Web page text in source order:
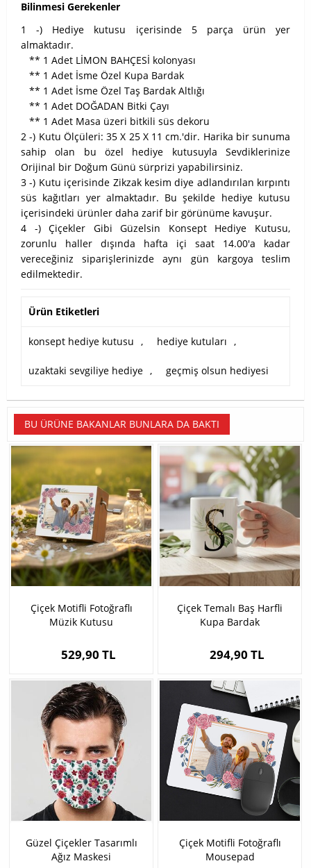
Bilinmesi Gerekenler
1 -) Hediye kutusu içerisinde 5 parça ürün yer
almaktadır.
** 1 Adet LİMON BAHÇESİ kolonyası
** 1 Adet İsme Özel Kupa Bardak
** 1 Adet İsme Özel Taş Bardak Altlığı
** 1 Adet DOĞADAN Bitki Çayı
** 1 Adet Masa üzeri bitkili süs dekoru
2 -) Kutu Ölçüleri: 35 X 25 X 11 cm.'dir. Harika bir sunuma
sahip olan bu özel hediye kutusuyla Sevdiklerinize
Orijinal bir Doğum Günü sürprizi yapabilirsiniz.
3 -) Kutu içerisinde Zikzak kesim diye adlandırılan kırpıntı
süs kağıtları yer almaktadır. Bu şekilde hediye kutusu
içerisindeki ürünler daha zarif bir görünüme kavuşur.
4 -) Çiçekler Gibi Güzelsin Konsept Hediye Kutusu,
zorunlu haller dışında hafta içi saat 14.00'a kadar
vereceğiniz siparişlerinizde aynı gün kargoya teslim
edilmektedir.
Ürün Etiketleri
konsept hediye kutusu , hediye kutuları ,
uzaktaki sevgiliye hediye , geçmiş olsun hediyesi
BU ÜRÜNE BAKANLAR BUNLARA DA BAKTI
Çiçek Motifli Fotoğraflı
Müzik Kutusu
529,90 TL
Çiçek Temalı Baş Harfli
Kupa Bardak
294,90 TL
Güzel Çiçekler Tasarımlı
Ağız Maskesi
Çiçek Motifli Fotoğraflı
Mousepad